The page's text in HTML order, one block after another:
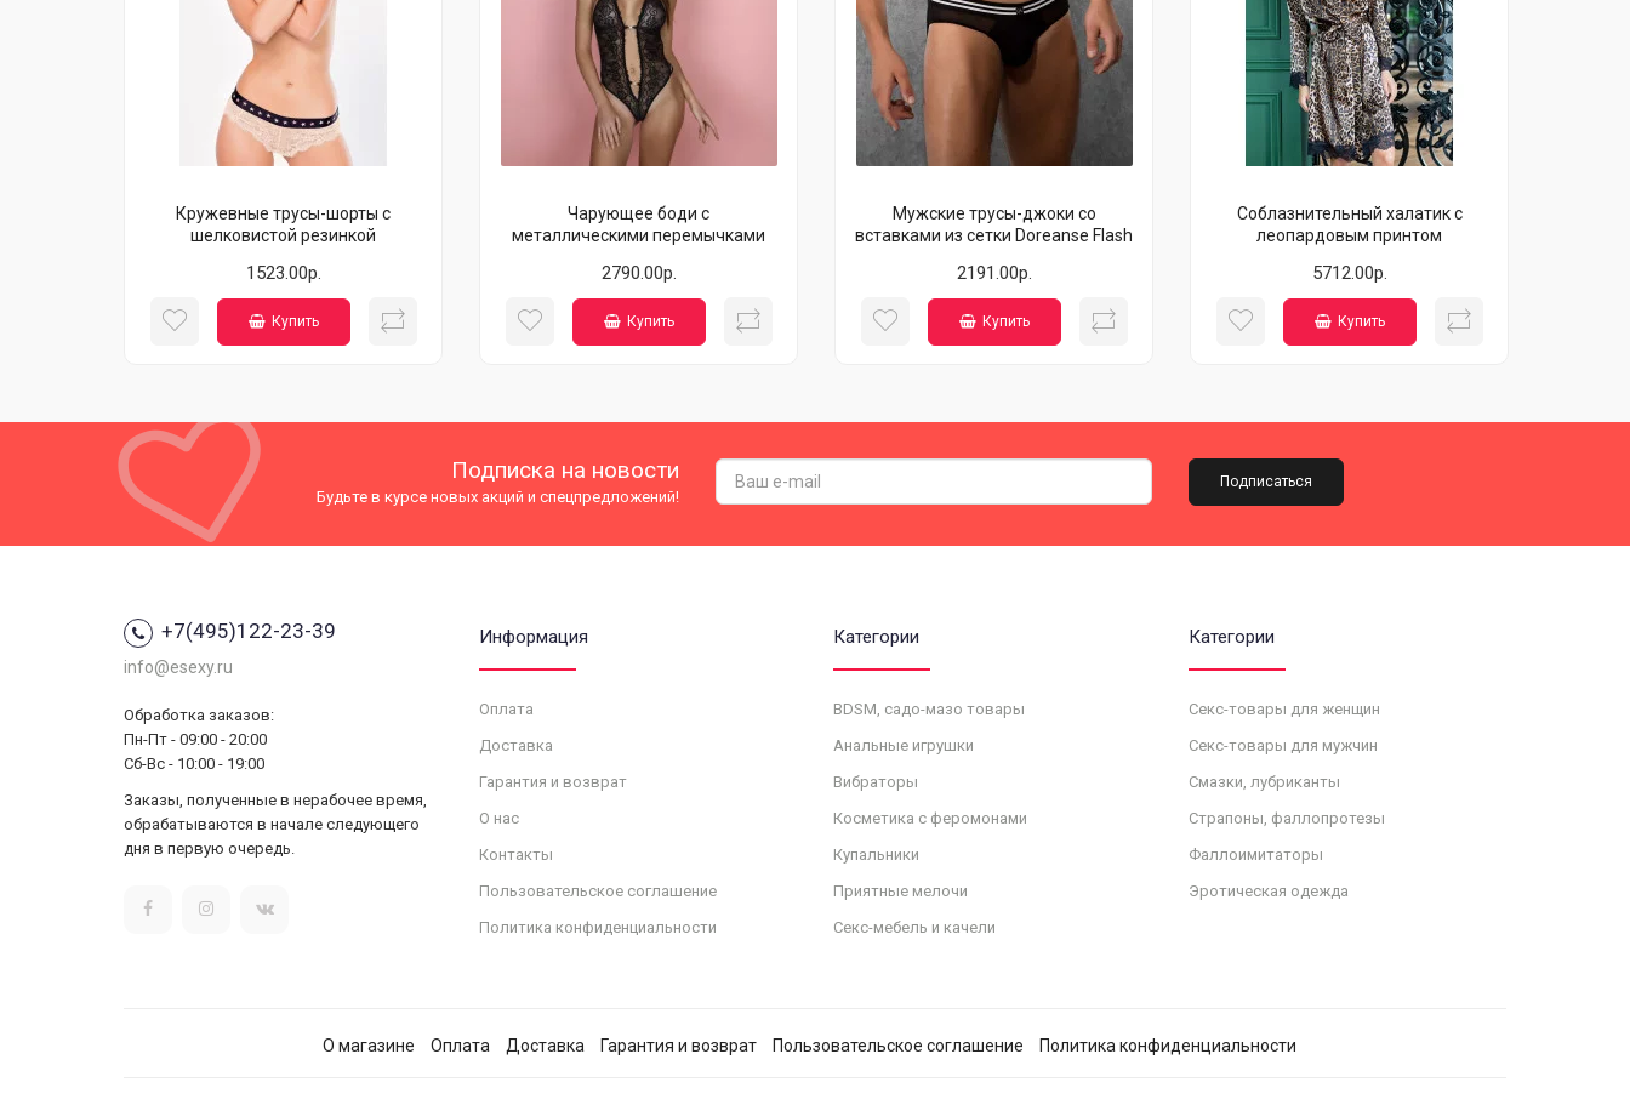
Кружевные трусы-шорты с
шелковистой резинкой
1523.00р.
Купить
Чарующее боди с
металлическими перемычками
2790.00р.
Купить
Мужские трусы-джоки со
вставками из сетки Doreanse Flash
2191.00р.
Купить
Соблазнительный халатик с
леопардовым принтом
5712.00р.
Купить
Подписка на новости
Будьте в курсе новых акций и спецпредложений!
Подписаться
+7(495)122-23-39
info@esexy.ru
Обработка заказов:
Пн-Пт - 09:00 - 20:00
Сб-Вс - 10:00 - 19:00
Заказы, полученные в нерабочее время,
обрабатываются в начале следующего
дня в первую очередь.
Информация
Оплата
Доставка
Гарантия и возврат
О нас
Контакты
Пользовательское соглашение
Политика конфиденциальности
Категории
BDSM, садо-мазо товары
Анальные игрушки
Вибраторы
Косметика с феромонами
Купальники
Приятные мелочи
Секс-мебель и качели
Категории
Секс-товары для женщин
Секс-товары для мужчин
Смазки, лубриканты
Страпоны, фаллопротезы
Фаллоимитаторы
Эротическая одежда
О магазине Оплата Доставка Гарантия и возврат Пользовательское соглашение Политика конфиденциальности